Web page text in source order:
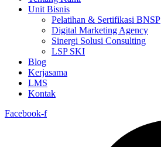
Unit Bisnis
Pelatihan & Sertifikasi BNSP
Digital Marketing Agency
Sinergi Solusi Consulting
LSP SKI
Blog
Kerjasama
LMS
Kontak
Facebook-f